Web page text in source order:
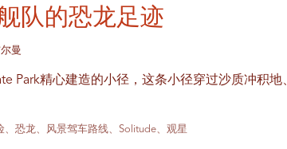
队的恐龙足迹
曼
Park精心建造的小径，这条小径穿过沙质冲积地
、恐龙、风景驾车路线、Solitude、观星